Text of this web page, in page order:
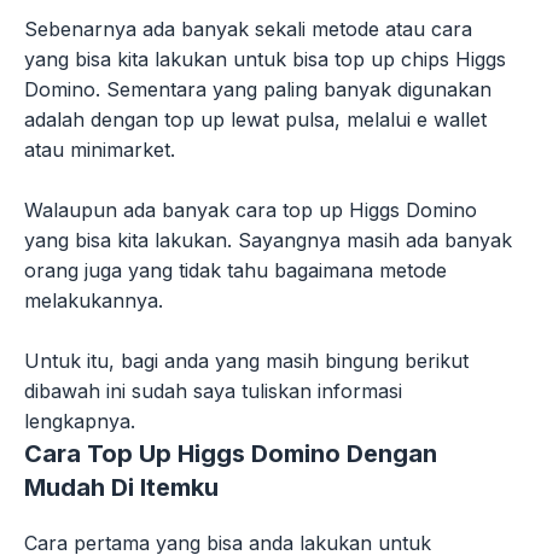
Sebenarnya ada banyak sekali metode atau cara
yang bisa kita lakukan untuk bisa top up chips Higgs
Domino. Sementara yang paling banyak digunakan
adalah dengan top up lewat pulsa, melalui e wallet
atau minimarket.
Walaupun ada banyak cara top up Higgs Domino
yang bisa kita lakukan. Sayangnya masih ada banyak
orang juga yang tidak tahu bagaimana metode
melakukannya.
Untuk itu, bagi anda yang masih bingung berikut
dibawah ini sudah saya tuliskan informasi
lengkapnya.
Cara Top Up Higgs Domino Dengan
Mudah Di Itemku
Cara pertama yang bisa anda lakukan untuk